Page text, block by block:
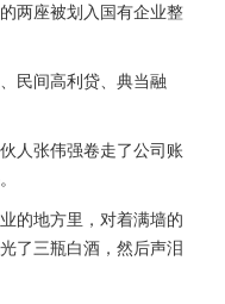
两座被划入国有企业整
民间高利贷、典当融
张伟强卷走了公司账
地方里，对着满墙的
了三瓶白酒，然后声泪